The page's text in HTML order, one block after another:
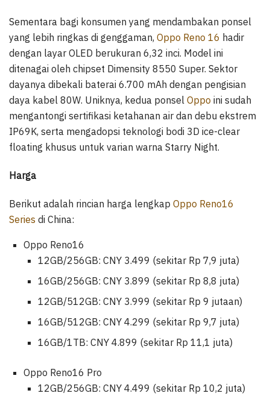
Sementara bagi konsumen yang mendambakan ponsel
yang lebih ringkas di genggaman, Oppo Reno 16 hadir
dengan layar OLED berukuran 6,32 inci. Model ini
ditenagai oleh chipset Dimensity 8550 Super. Sektor
dayanya dibekali baterai 6.700 mAh dengan pengisian
daya kabel 80W. Uniknya, kedua ponsel Oppo ini sudah
mengantongi sertifikasi ketahanan air dan debu ekstrem
IP69K, serta mengadopsi teknologi bodi 3D ice-clear
floating khusus untuk varian warna Starry Night.
Harga
Berikut adalah rincian harga lengkap Oppo Reno16
Series di China:
Oppo Reno16
12GB/256GB: CNY 3.499 (sekitar Rp 7,9 juta)
16GB/256GB: CNY 3.899 (sekitar Rp 8,8 juta)
12GB/512GB: CNY 3.999 (sekitar Rp 9 jutaan)
16GB/512GB: CNY 4.299 (sekitar Rp 9,7 juta)
16GB/1TB: CNY 4.899 (sekitar Rp 11,1 juta)
Oppo Reno16 Pro
12GB/256GB: CNY 4.499 (sekitar Rp 10,2 juta)